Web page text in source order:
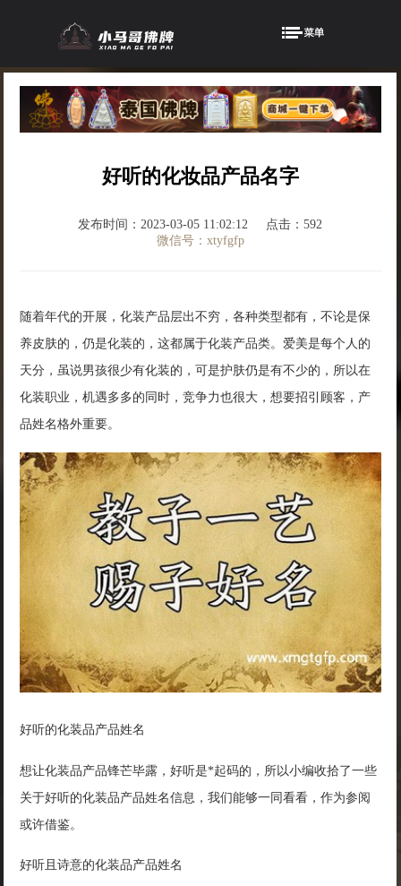
好听的化妆品产品名字
发布时间：2023-03-05 11:02:12
点击：592
微信号：xtyfgfp
随着年代的开展，化装产品层出不穷，各种类型都有，不论是保
养皮肤的，仍是化装的，这都属于化装产品类。爱美是每个人的
天分，虽说男孩很少有化装的，可是护肤仍是有不少的，所以在
化装职业，机遇多多的同时，竞争力也很大，想要招引顾客，产
品姓名格外重要。
好听的化装品产品姓名
想让化装品产品锋芒毕露，好听是*起码的，所以小编收拾了一些
关于好听的化装品产品姓名信息，我们能够一同看看，作为参阅
或许借鉴。
好听且诗意的化装品产品姓名